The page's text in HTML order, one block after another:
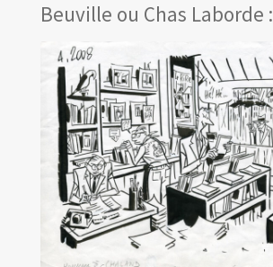
Beuville ou Chas Laborde :